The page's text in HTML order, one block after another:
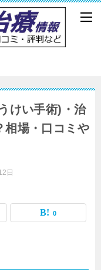
けい手術)・治
相場・口コミや
日
0